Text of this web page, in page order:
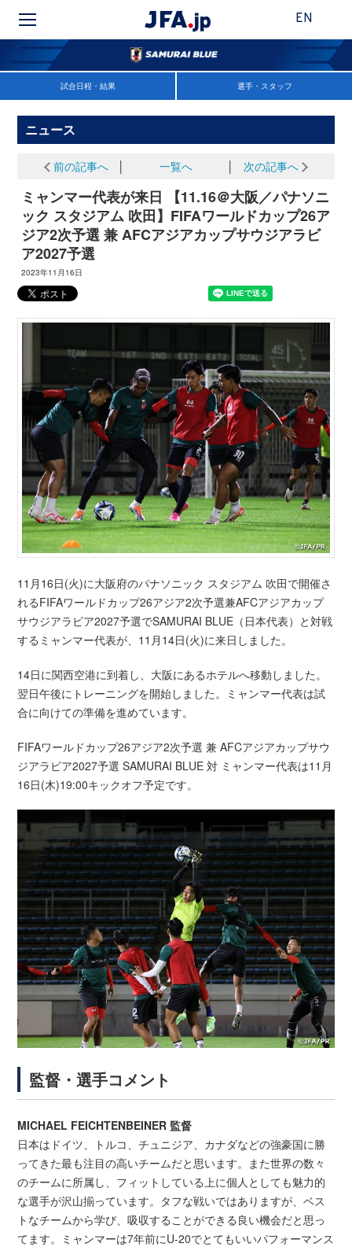
EN
試合日程・結果 選手・スタッフ
ニュース
前の記事へ 一覧へ 次の記事へ
ミャンマー代表が来日 【11.16＠大阪／パナソニ
ック スタジアム 吹田】FIFAワールドカップ26ア
ジア2次予選 兼 AFCアジアカップサウジアラビ
ア2027予選
2023年11月16日
11月16日(火)に大阪府のパナソニック スタジアム 吹田で開催さ
れるFIFAワールドカップ26アジア2次予選兼AFCアジアカップ
サウジアラビア2027予選でSAMURAI BLUE（日本代表）と対戦
するミャンマー代表が、11月14日(火)に来日しました。
14日に関西空港に到着し、大阪にあるホテルへ移動しました。
翌日午後にトレーニングを開始しました。ミャンマー代表は試
合に向けての準備を進めています。
FIFAワールドカップ26アジア2次予選 兼 AFCアジアカップサウ
ジアラビア2027予選 SAMURAI BLUE 対 ミャンマー代表は11月
16日(木)19:00キックオフ予定です。
監督・選手コメント
MICHAEL FEICHTENBEINER 監督
日本はドイツ、トルコ、チュニジア、カナダなどの強豪国に勝
ってきた最も注目の高いチームだと思います。また世界の数々
のチームに所属し、フィットしている上に個人としても魅力的
な選手が沢山揃っています。タフな戦いではありますが、ベス
トなチームから学び、吸収することができる良い機会だと思っ
てます。ミャンマーは7年前にU-20でとてもいいパフォーマンス